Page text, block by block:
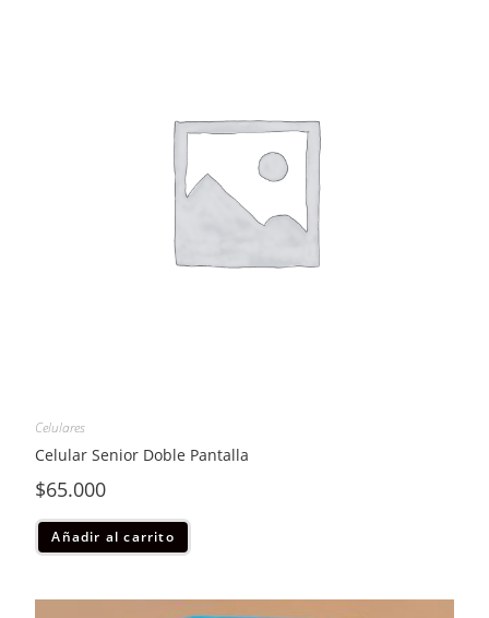
Celulares
Celular Senior Doble Pantalla
$65.000
Añadir al carrito